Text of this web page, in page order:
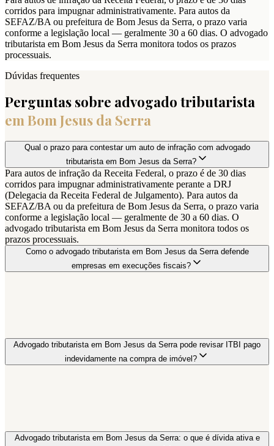
corridos para impugnar administrativamente. Para autos da
SEFAZ/BA ou prefeitura de Bom Jesus da Serra, o prazo varia
conforme a legislação local — geralmente 30 a 60 dias. O advogado
tributarista em Bom Jesus da Serra monitora todos os prazos
processuais.
Dúvidas frequentes
Perguntas sobre advogado tributarista
emBom Jesus da Serra
Qual o prazo para contestar um auto de infração com advogado
tributarista em Bom Jesus da Serra?
Para autos de infração da Receita Federal, o prazo é de 30 dias
corridos para impugnar administrativamente perante a DRJ
(Delegacia da Receita Federal de Julgamento). Para autos da
SEFAZ/BA ou da prefeitura de Bom Jesus da Serra, o prazo varia
conforme a legislação local — geralmente de 30 a 60 dias. O
advogado tributarista em Bom Jesus da Serra monitora todos os
prazos processuais.
Como o advogado tributarista em Bom Jesus da Serra defende
empresas em execuções fiscais?
Advogado tributarista em Bom Jesus da Serra pode revisar ITBI pago
indevidamente na compra de imóvel?
Advogado tributarista em Bom Jesus da Serra: o que é dívida ativa e